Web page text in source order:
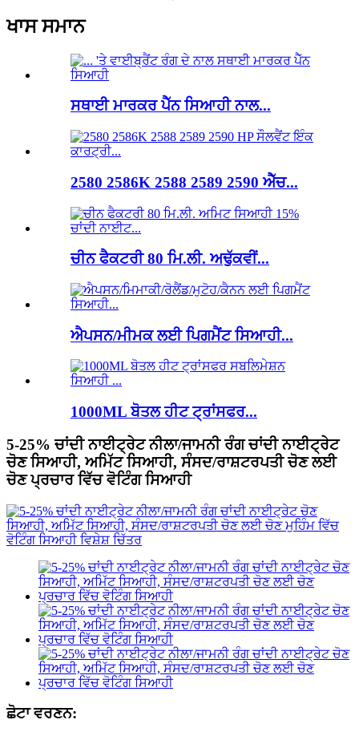
ਖਾਸ ਸਮਾਨ
ਸਥਾਈ ਮਾਰਕਰ ਪੈੱਨ ਸਿਆਹੀ ਨਾਲ...
2580 2586K 2588 2589 2590 ਐੱਚ...
ਚੀਨ ਫੈਕਟਰੀ 80 ਮਿ.ਲੀ. ਅਢੁੱਕਵੀਂ...
ਐਪਸਨ/ਮੀਮਕ ਲਈ ਪਿਗਮੈਂਟ ਸਿਆਹੀ...
1000ML ਬੋਤਲ ਹੀਟ ਟ੍ਰਾਂਸਫਰ...
5-25% ਚਾਂਦੀ ਨਾਈਟ੍ਰੇਟ ਨੀਲਾ/ਜਾਮਨੀ ਰੰਗ ਚਾਂਦੀ ਨਾਈਟ੍ਰੇਟ
ਚੋਣ ਸਿਆਹੀ, ਅਮਿੱਟ ਸਿਆਹੀ, ਸੰਸਦ/ਰਾਸ਼ਟਰਪਤੀ ਚੋਣ ਲਈ
ਚੋਣ ਪ੍ਰਚਾਰ ਵਿੱਚ ਵੋਟਿੰਗ ਸਿਆਹੀ
ਛੋਟਾ ਵਰਣਨ: